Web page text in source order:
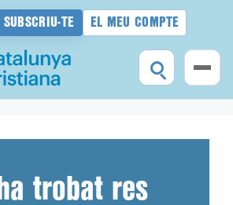
SUBSCRIU-TE EL MEU COMPTE
trobat res